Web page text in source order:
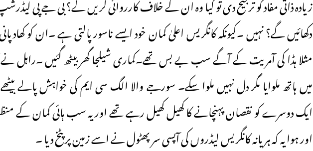
دکھائیں گے؟ نہیں ۔کیونکہ کانگریس اعلیٰ کمان خود ایسے ناسور پالتی ہے ۔ان کو
مثلا ہڈا کی آمریت کے آگے سب بے بس تھے۔کماری شیلجا گھر بیٹھ گئیں ۔راہل
میں ہاتھ ملوایا مگر دل نہیں ملوا سکے۔ سورجے والا الگ سی ایم کی خواہش پالے
ایک دوسرے کو نقصان پہنچانے کا کھیل کھیل رہے تھے اور یہ سب ہائی کمان کے
اور ہوا یہ کہ ہریانہ کانگریس لیڈروں کی آپسی سرپھٹول نے اسے زمین پر پٹخ دیا ۔